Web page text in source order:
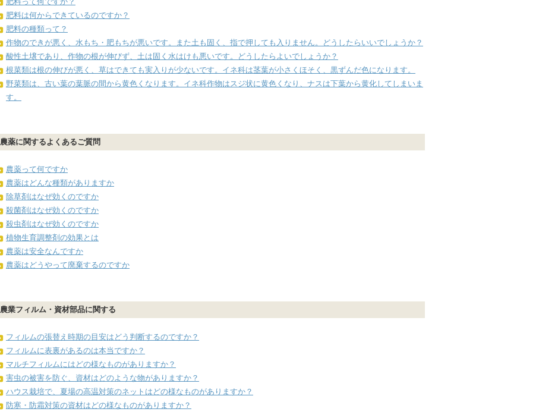
肥料は何からできているのですか？
肥料の種類って？
作物のできが悪く、水もち・肥もちが悪いです。また土も固く、指で押しても入りません。どうしたらいいでしょうか？
酸性土壌であり、作物の根が伸びず、土は固く水はけも悪いです。どうしたらよいでしょうか？
根菜類は根の伸びが悪く、草はできても実入りが少ないです。イネ科は茎葉が小さくほそく、黒ずんだ色になります。
野菜類は、古い葉の葉脈の間から黄色くなります。イネ科作物はスジ状に黄色くなり、ナスは下葉から黄化してしまいま
す。
農薬に関するよくあるご質問
農薬って何ですか
農薬はどんな種類がありますか
除草剤はなぜ効くのですか
殺菌剤はなぜ効くのですか
殺虫剤はなぜ効くのですか
植物生育調整剤の効果とは
農薬は安全なんですか
農薬はどうやって廃棄するのですか
農業フィルム・資材部品に関する
フィルムの張替え時期の目安はどう判断するのですか？
フィルムに表裏があるのは本当ですか？
マルチフィルムにはどの様なものがありますか？
害虫の被害を防ぐ、資材はどのような物がありますか？
ハウス栽培で、夏場の高温対策のネットはどの様なものがありますか？
防寒・防霜対策の資材はどの様なものがありますか？